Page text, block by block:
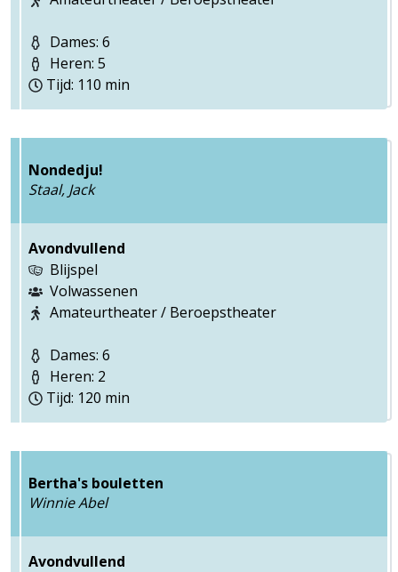
Dames: 6
Heren: 5
Tijd: 110 min
Nondedju!
Staal, Jack
Avondvullend
Blijspel
Volwassenen
Amateurtheater / Beroepstheater
Dames: 6
Heren: 2
Tijd: 120 min
Bertha's bouletten
Winnie Abel
Avondvullend